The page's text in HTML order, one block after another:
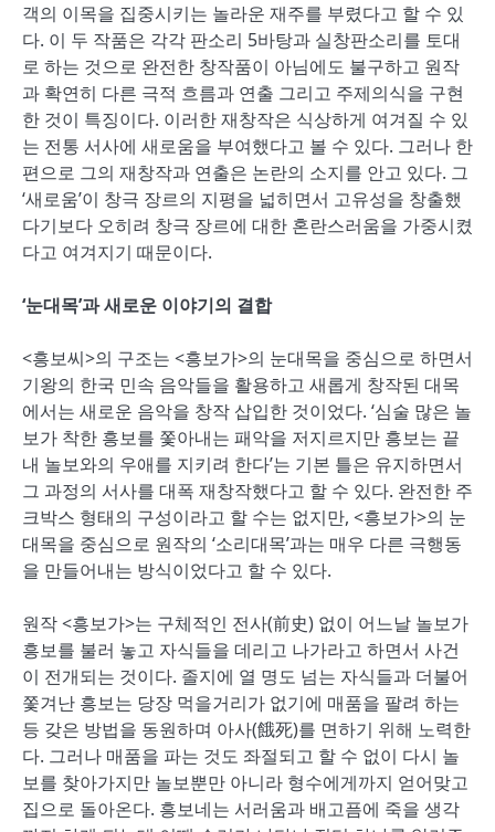
객의 이목을 집중시키는 놀라운 재주를 부렸다고 할 수 있
다. 이 두 작품은 각각 판소리 5바탕과 실창판소리를 토대
로 하는 것으로 완전한 창작품이 아님에도 불구하고 원작
과 확연히 다른 극적 흐름과 연출 그리고 주제의식을 구현
한 것이 특징이다. 이러한 재창작은 식상하게 여겨질 수 있
는 전통 서사에 새로움을 부여했다고 볼 수 있다. 그러나 한
편으로 그의 재창작과 연출은 논란의 소지를 안고 있다. 그
‘새로움’이 창극 장르의 지평을 넓히면서 고유성을 창출했
다기보다 오히려 창극 장르에 대한 혼란스러움을 가중시켰
다고 여겨지기 때문이다.
‘눈대목’과 새로운 이야기의 결합
<흥보씨>의 구조는 <흥보가>의 눈대목을 중심으로 하면서
기왕의 한국 민속 음악들을 활용하고 새롭게 창작된 대목
에서는 새로운 음악을 창작 삽입한 것이었다. ‘심술 많은 놀
보가 착한 흥보를 쫓아내는 패악을 저지르지만 흥보는 끝
내 놀보와의 우애를 지키려 한다’는 기본 틀은 유지하면서
그 과정의 서사를 대폭 재창작했다고 할 수 있다. 완전한 주
크박스 형태의 구성이라고 할 수는 없지만, <흥보가>의 눈
대목을 중심으로 원작의 ‘소리대목’과는 매우 다른 극행동
을 만들어내는 방식이었다고 할 수 있다.
원작 <흥보가>는 구체적인 전사(前史) 없이 어느날 놀보가
흥보를 불러 놓고 자식들을 데리고 나가라고 하면서 사건
이 전개되는 것이다. 졸지에 열 명도 넘는 자식들과 더불어
쫓겨난 흥보는 당장 먹을거리가 없기에 매품을 팔려 하는
등 갖은 방법을 동원하며 아사(餓死)를 면하기 위해 노력한
다. 그러나 매품을 파는 것도 좌절되고 할 수 없이 다시 놀
보를 찾아가지만 놀보뿐만 아니라 형수에게까지 얻어맞고
집으로 돌아온다. 흥보네는 서러움과 배고픔에 죽을 생각